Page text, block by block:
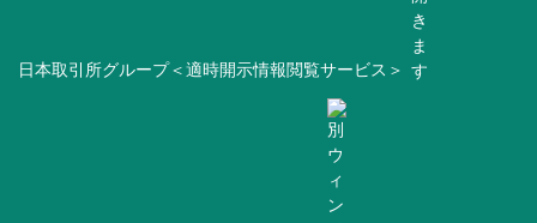
日本取引所グループ＜適時開示情報閲覧サービス＞